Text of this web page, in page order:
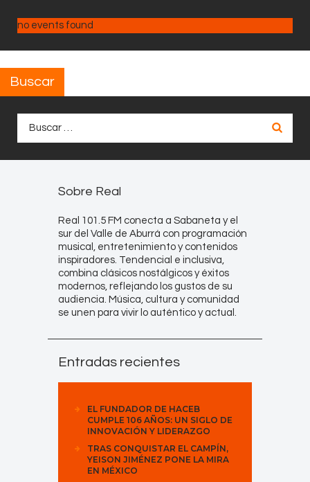
no events found
Buscar
Sobre Real
Real 101.5 FM conecta a Sabaneta y el
sur del Valle de Aburrá con programación
musical, entretenimiento y contenidos
inspiradores. Tendencial e inclusiva,
combina clásicos nostálgicos y éxitos
modernos, reflejando los gustos de su
audiencia. Música, cultura y comunidad
se unen para vivir lo auténtico y actual.
Entradas recientes
EL FUNDADOR DE HACEB
CUMPLE 106 AÑOS: UN SIGLO DE
INNOVACIÓN Y LIDERAZGO
TRAS CONQUISTAR EL CAMPÍN,
YEISON JIMÉNEZ PONE LA MIRA
EN MÉXICO